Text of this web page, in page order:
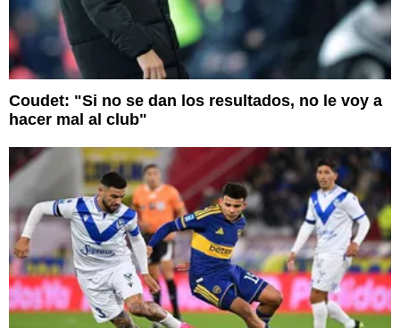
Coudet: "Si no se dan los resultados, no le voy a
hacer mal al club"